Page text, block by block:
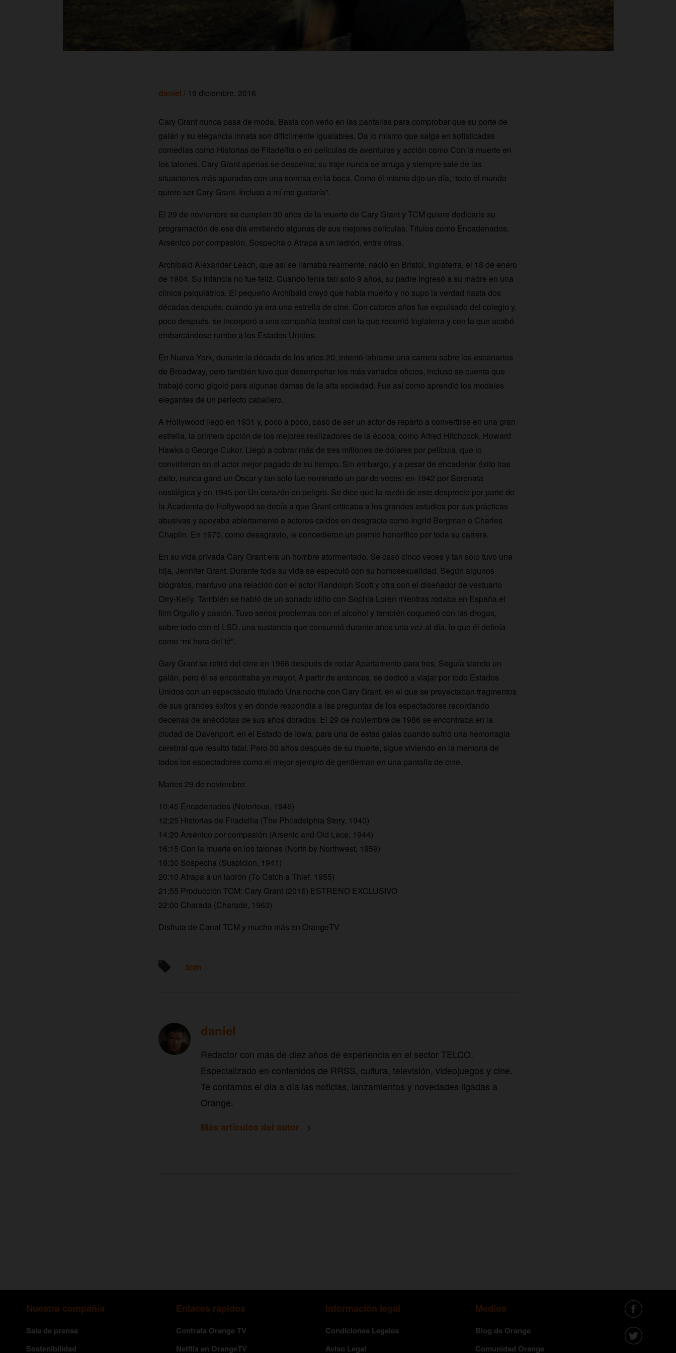
daniel / 19 diciembre, 2016
Cary Grant nunca pasa de moda. Basta con verlo en las pantallas para comprobar que su porte de
galán y su elegancia innata son difícilmente igualables. Da lo mismo que salga en sofisticadas
comedias como Historias de Filadelfia o en películas de aventuras y acción como Con la muerte en
los talones. Cary Grant apenas se despeina; su traje nunca se arruga y siempre sale de las
situaciones más apuradas con una sonrisa en la boca. Como él mismo dijo un día, “todo el mundo
quiere ser Cary Grant. Incluso a mí me gustaría”.
El 29 de noviembre se cumplen 30 años de la muerte de Cary Grant y TCM quiere dedicarle su
programación de ese día emitiendo algunas de sus mejores películas. Títulos como Encadenados,
Arsénico por compasión, Sospecha o Atrapa a un ladrón, entre otras.
Archibald Alexander Leach, que así se llamaba realmente, nació en Bristol, Inglaterra, el 18 de enero
de 1904. Su infancia no fue feliz. Cuando tenía tan solo 9 años, su padre ingresó a su madre en una
clínica psiquiátrica. El pequeño Archibald creyó que había muerto y no supo la verdad hasta dos
décadas después, cuando ya era una estrella de cine. Con catorce años fue expulsado del colegio y,
poco después, se incorporó a una compañía teatral con la que recorrió Inglaterra y con la que acabó
embarcándose rumbo a los Estados Unidos.
En Nueva York, durante la década de los años 20, intentó labrarse una carrera sobre los escenarios
de Broadway, pero también tuvo que desempeñar los más variados oficios, incluso se cuenta que
trabajó como gigoló para algunas damas de la alta sociedad. Fue así como aprendió los modales
elegantes de un perfecto caballero.
A Hollywood llegó en 1931 y, poco a poco, pasó de ser un actor de reparto a convertirse en una gran
estrella, la primera opción de los mejores realizadores de la época, como Alfred Hitchcock, Howard
Hawks o George Cukor. Llegó a cobrar más de tres millones de dólares por película, que lo
convirtieron en el actor mejor pagado de su tiempo. Sin embargo, y a pesar de encadenar éxito tras
éxito, nunca ganó un Oscar y tan solo fue nominado un par de veces: en 1942 por Serenata
nostálgica y en 1945 por Un corazón en peligro. Se dice que la razón de este desprecio por parte de
la Academia de Hollywood se debía a que Grant criticaba a los grandes estudios por sus prácticas
abusivas y apoyaba abiertamente a actores caídos en desgracia como Ingrid Bergman o Charles
Chaplin. En 1970, como desagravio, le concedieron un premio honorífico por toda su carrera.
En su vida privada Cary Grant era un hombre atormentado. Se casó cinco veces y tan solo tuvo una
hija, Jennifer Grant. Durante toda su vida se especuló con su homosexualidad. Según algunos
biógrafos, mantuvo una relación con el actor Randolph Scott y otra con el diseñador de vestuario
Orry-Kelly. También se habló de un sonado idilio con Sophia Loren mientras rodaba en España el
film Orgullo y pasión. Tuvo serios problemas con el alcohol y también coqueteó con las drogas,
sobre todo con el LSD, una sustancia que consumió durante años una vez al día, lo que él definía
como “mi hora del té”.
Gary Grant se retiró del cine en 1966 después de rodar Apartamento para tres. Seguía siendo un
galán, pero él se encontraba ya mayor. A partir de entonces, se dedicó a viajar por todo Estados
Unidos con un espectáculo titulado Una noche con Cary Grant, en el que se proyectaban fragmentos
de sus grandes éxitos y en donde respondía a las preguntas de los espectadores recordando
decenas de anécdotas de sus años dorados. El 29 de noviembre de 1986 se encontraba en la
ciudad de Davenport, en el Estado de Iowa, para una de estas galas cuando sufrió una hemorragia
cerebral que resultó fatal. Pero 30 años después de su muerte, sigue viviendo en la memoria de
todos los espectadores como el mejor ejemplo de gentleman en una pantalla de cine.
Martes 29 de noviembre:
10:45 Encadenados (Notorious, 1946)
12:25 Historias de Filadelfia (The Philadelphia Story, 1940)
14:20 Arsénico por compasión (Arsenic and Old Lace, 1944)
16:15 Con la muerte en los talones (North by Northwest, 1959)
18:30 Sospecha (Suspicion, 1941)
20:10 Atrapa a un ladrón (To Catch a Thief, 1955)
21:55 Producción TCM: Cary Grant (2016) ESTRENO EXCLUSIVO
22:00 Charada (Charade, 1963)
Disfruta de Canal TCM y mucho más en OrangeTV
tcm
daniel
Redactor con más de diez años de experiencia en el sector TELCO.
Especializado en contenidos de RRSS, cultura, televisión, videojuegos y cine.
Te contamos el día a día las noticias, lanzamientos y novedades ligadas a
Orange.
Más artículos del autor
Nuestra compañía
Sala de prensa
Sostenibilidad
Enlaces rápidos
Contrata Orange TV
Netflix en OrangeTV
Información legal
Condiciones Legales
Aviso Legal
Medios
Blog de Orange
Comunidad Orange